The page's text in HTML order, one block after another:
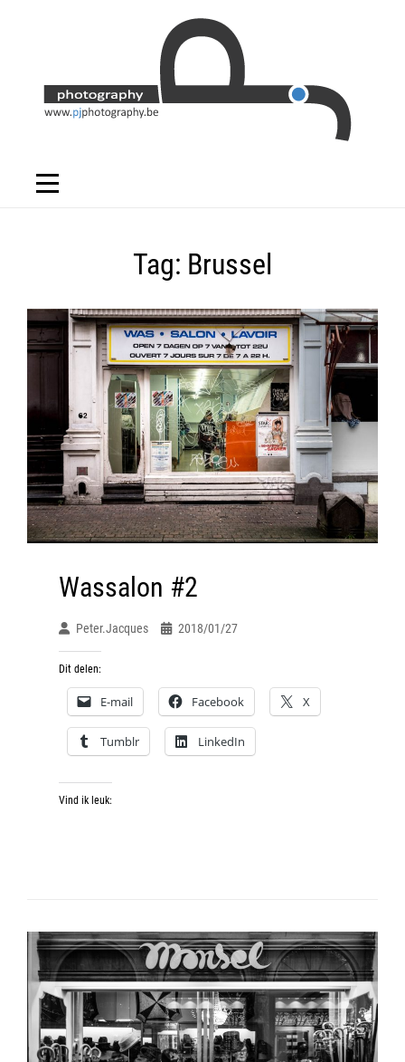
Tag: Brussel
Wassalon #2
Peter.jacques 2018/01/27
Dit delen:
E-mail Facebook X
Tumblr LinkedIn
Vind ik leuk: